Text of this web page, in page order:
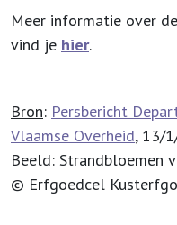
Meer informatie over
vind je hier.
Bron: Persbericht
Vlaamse Overheid, 13/
Beeld: Strandbloemen
© Erfgoedcel